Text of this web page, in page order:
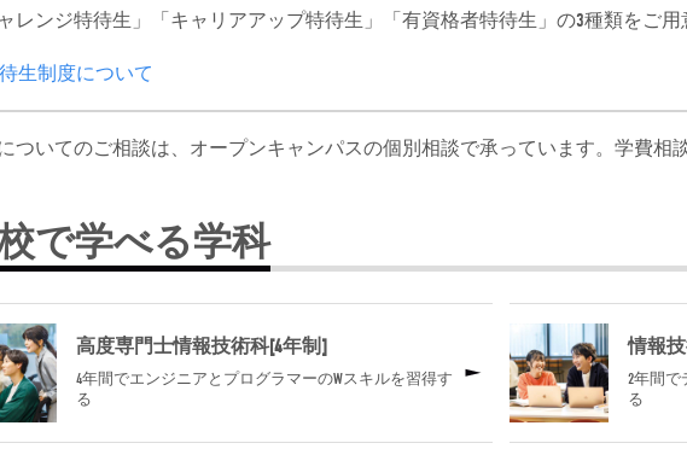
ャレンジ特待生」「キャリアアップ特待生」「有資格者特待生」の3種類をご用
生制度について
ついてのご相談は、オープンキャンパスの個別相談で承っています。学費相
で学べる学科
高度専門士情報技術科[4年制]
4年間でエンジニアとプログラマーのWスキルを習得す
る
情報
2年間で
る